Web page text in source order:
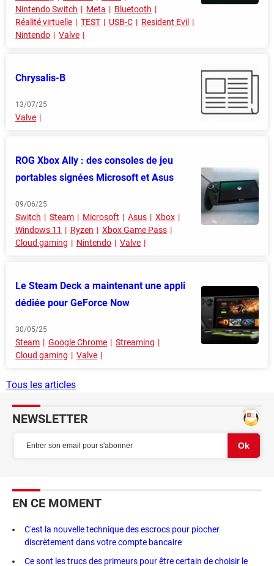
Nintendo Switch
Meta
Bluetooth
Réalité virtuelle
TEST USB-C
Resident Evil
Nintendo
Valve
Chrysalis-B
13/07/25
Valve
ROG Xbox Ally : des consoles de jeu
portables signées Microsoft et Asus
09/06/25
Switch Steam Microsoft Asus
Xbox
Windows 11
Ryzen
Xbox Game Pass
Cloud gaming
Nintendo Valve
Le Steam Deck a maintenant une appli
dédiée pour GeForce Now
30/05/25
Steam Google Chrome
Streaming
Cloud gaming
Valve
Tous les articles
NEWSLETTER
EN CE MOMENT
C'est la nouvelle technique des escrocs pour piocher
discrètement dans votre compte bancaire
Ce sont les trucs des primeurs pour être certain de choisir le